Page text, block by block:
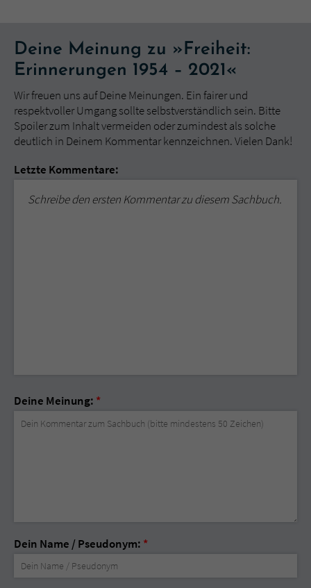
Deine Meinung zu »Freiheit:
Erinnerungen 1954 – 2021«
Wir freuen uns auf Deine Meinungen. Ein fairer und
respektvoller Umgang sollte selbstverständlich sein. Bitte
Spoiler zum Inhalt vermeiden oder zumindest als solche
deutlich in Deinem Kommentar kennzeichnen. Vielen Dank!
Letzte Kommentare:
Schreibe den ersten Kommentar zu diesem Sachbuch.
Deine Meinung: *
Dein Name / Pseudonym: *